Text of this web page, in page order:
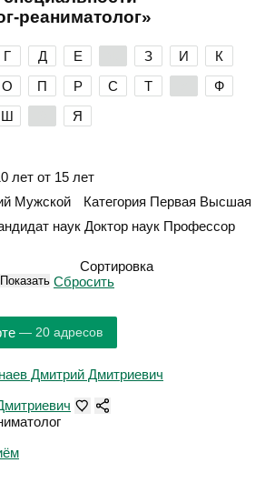
реаниматолог»
Г Д Е З И
К
О П Р С Т
Ф
Ш Я
лет от 15 лет
Мужской Категория Первая Высшая
наук Доктор наук Профессор
Сортировка
Показать Сбросить
— 20 адресов